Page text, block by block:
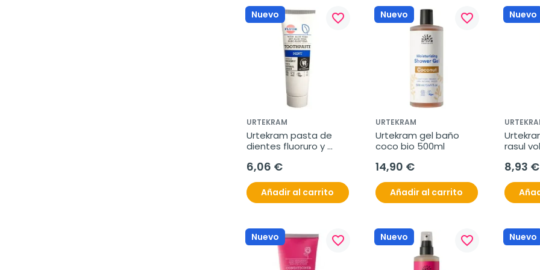
Nuevo favorite_border
URTEKRAM
Urtekram pasta de
dientes fluoruro y
6,06 €
Añadir al carrito
Nuevo favorite_border
URTEKRAM
Urtekram gel baño
coco bio 500ml
14,90 €
Añadir al carrito
Nuevo
rasul
8,93 €
Nuevo favorite_border Nuevo favorite_border Nuevo